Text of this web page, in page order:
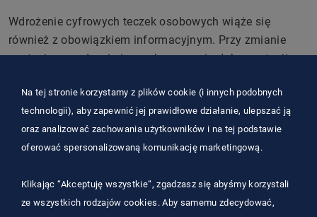
Wdrożenie cyfrowych teczek osobowych wiąże się
również z obowiązkiem informacyjnym. Przy zmianie
postaci prowadzenia i przechowywania dokumentacji
pracowników o zmianie oraz o możliwości odbioru
poprzedniej postaci dokumentacji.
W praktyce komunikat dla pracowników powinien jasno
że firma przechodzi na elektroniczną dokumentację
Na tej stronie korzystamy z plików cookie (i innych podobnych
technologii), aby zapewnić jej prawidłowe działanie, ulepszać ją
oraz analizować zachowania użytkowników i na tej podstawie
oferować spersonalizowaną komunikację marketingową.
Klikając “Akceptuję wszystkie“, zgadzasz się abyśmy korzystali
ze wszystkich rodzajów cookies. Aby samemu zdecydować,